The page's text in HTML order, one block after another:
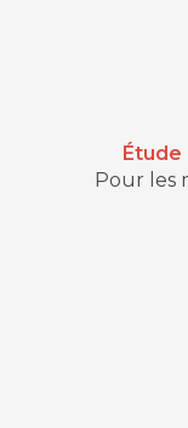
Étude
Pour les